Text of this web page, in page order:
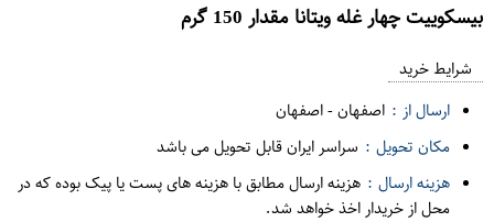
بیسکوییت چهار غله ویتانا مقدار 150 گرم
ف
ر
شرایط خرید
ارسال از : اصفهان-اصفهان
مکان تحویل : سراسر ایران قابل تحویل می باشد
هزینه ارسال : هزینه ارسال مطابق با هزینه های پست یا پیک بوده که در
محل از خریدار اخذ خواهد شد.